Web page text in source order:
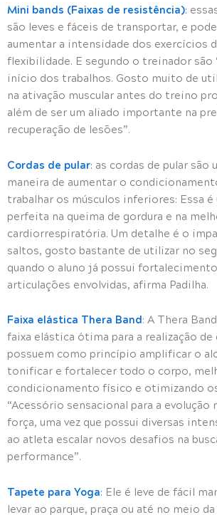
Mini bands (Faixas de resistência):
são leves e fáceis de transportar, e
aumentar a intensidade dos exercícios
flexibilidade. E segundo o treinador são
início dos trabalhos. Gosto muito de
na ativação muscular antes do treino
além de ser um aliado importante na
recuperação de lesões”.
Cordas de pular: as cordas de pular são
maneira de aumentar o
trabalhar os músculos inferiores: Essa é
perfeita na queima de gordura e na
cardiorrespiratória. Um detalhe é o
saltos, gosto bastante de utilizar no
quando o aluno já possui
articulações envolvidas, afirma Padilha.
Faixa elástica Thera Band: A Thera
faixa elástica ótima para a realização
possuem como princípio amplificar o
tonificar e fortalecer todo o corpo,
condicionamento físico e otimizando
“Acessório sensacional para a
força, uma vez que possui diversas
ao atleta escalar novos desafios na
performance”.
Tapete para Yoga: Ele é leve de fácil
levar ao parque, praça ou até no meio da